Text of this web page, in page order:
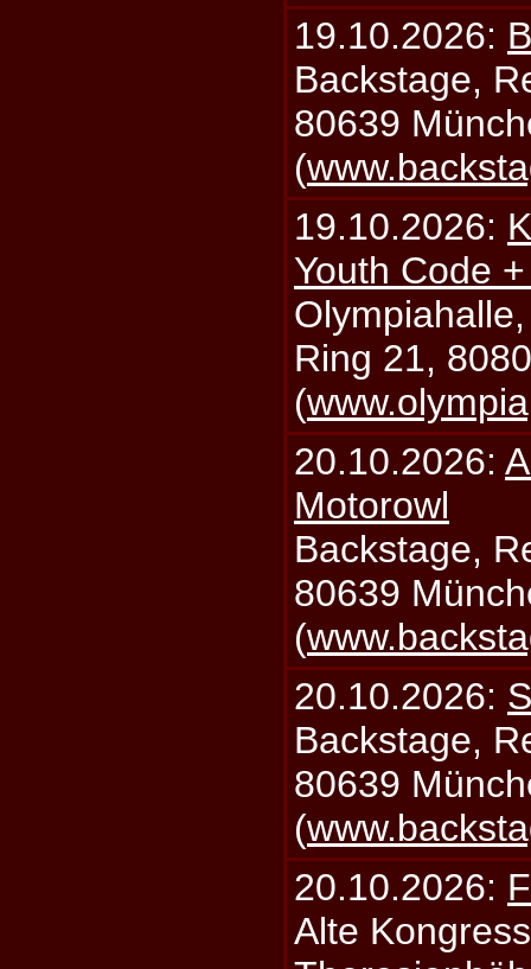
19.10.2026:
Backstage,
80639
(
19.10.2026:
Youth Code
Ring 21,
(
20.10.2026:
Motorowl
Backstage,
80639
(
20.10.2026:
Backstage,
80639
(
20.10.2026:
Alte